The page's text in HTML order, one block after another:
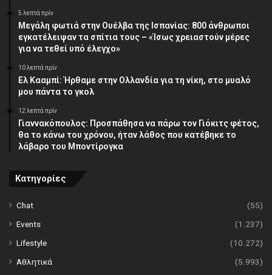
5 λεπτά πρίν
Μεγάλη φωτιά στην Ουέλβα της Ισπανίας: 800 άνθρωποι
εγκατέλειψαν τα σπίτια τους – «Ίσως χρειαστούν μέρες
για να τεθεί υπό έλεγχο»
10 λεπτά πρίν
Ελ Κααμπί: Ήρθαμε στην Ολλανδία για τη νίκη, στο μυαλό
μου πάντα το γκολ
12 λεπτά πρίν
Γιαννακόπουλος: Προσπάθησα να πάρω τον Γιόκιτς φέτος,
θα το κάνω του χρόνου, ήταν λάθος που κατέβηκε το
λάβαρο του Μποντίρογκα
Κατηγορίες
Chat
(55)
Events
(1.237)
Lifestyle
(10.272)
Αθλητικά
(5.993)